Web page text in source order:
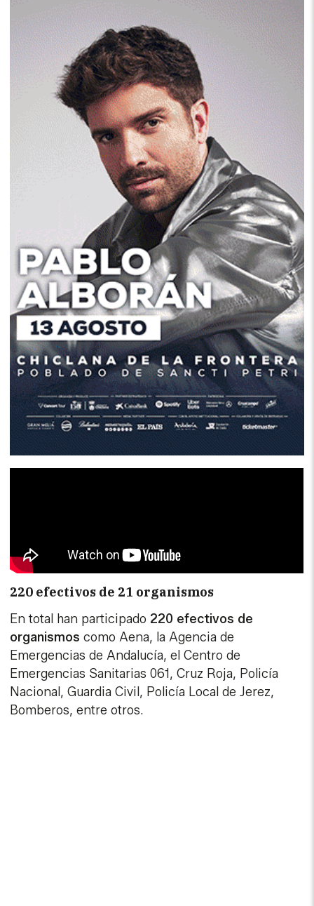
220 efectivos de 21 organismos
En total han participado 220 efectivos de
organismoscomo Aena, la Agencia de
Emergencias de Andalucía, el Centro de
Emergencias Sanitarias 061, Cruz Roja, Policía
Nacional, Guardia Civil, Policía Local de Jerez,
Bomberos, entre otros.